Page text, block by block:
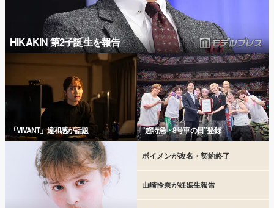
HIKAKIN 第2子誕生を報告
「VIVANT」違和感が話題 “超特急・8号車の日”登録
ボイメンが改名・契約終了
山崎怜奈が妊娠生報告